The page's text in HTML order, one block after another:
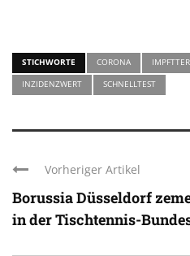
STICHWORTE CORONA
INZIDENZWERT
SCHNELLTEST
Vorheriger Artikel
Borussia Düsseldorf
in der Tischtennis-